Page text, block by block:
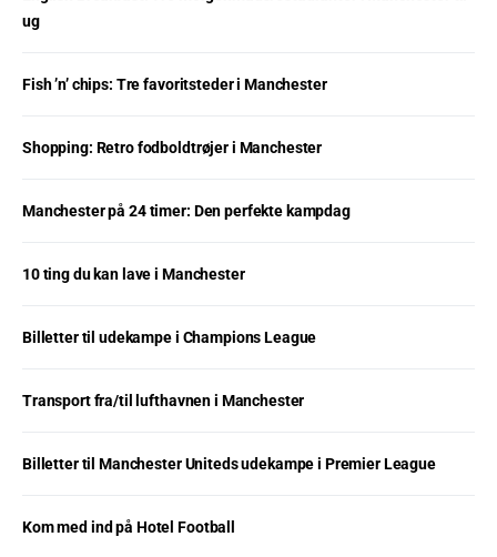
ug
Fish ’n’ chips: Tre favoritsteder i Manchester
Shopping: Retro fodboldtrøjer i Manchester
Manchester på 24 timer: Den perfekte kampdag
10 ting du kan lave i Manchester
Billetter til udekampe i Champions League
Transport fra/til lufthavnen i Manchester
Billetter til Manchester Uniteds udekampe i Premier League
Kom med ind på Hotel Football